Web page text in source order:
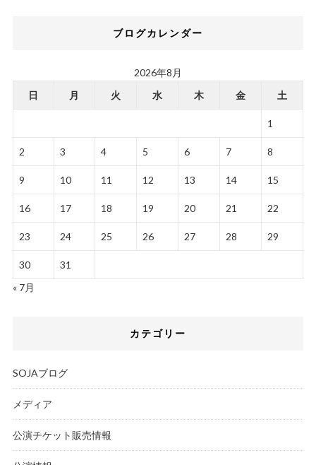
ブログカレンダー
2026年8月
日
月 火 水 木 金 土
1
2 3 4 5 6 7 8
9 10 11 12 13 14 15
16 17 18 19 20 21 22
23 24 25 26 27 28 29
30
31
« 7月
カテゴリー
SOJAブログ
メディア
公演チケット販売情報